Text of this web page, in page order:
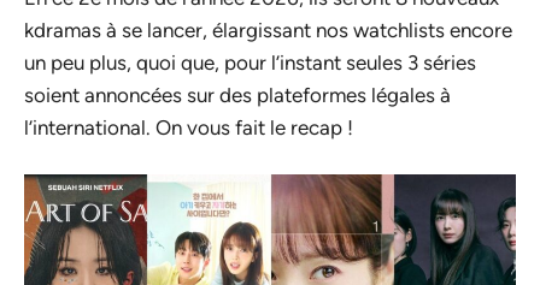
kdramas à se lancer, élargissant nos watchlists encore
un peu plus, quoi que, pour l’instant seules 3 séries
soient annoncées sur des plateformes légales à
l’international. On vous fait le recap !